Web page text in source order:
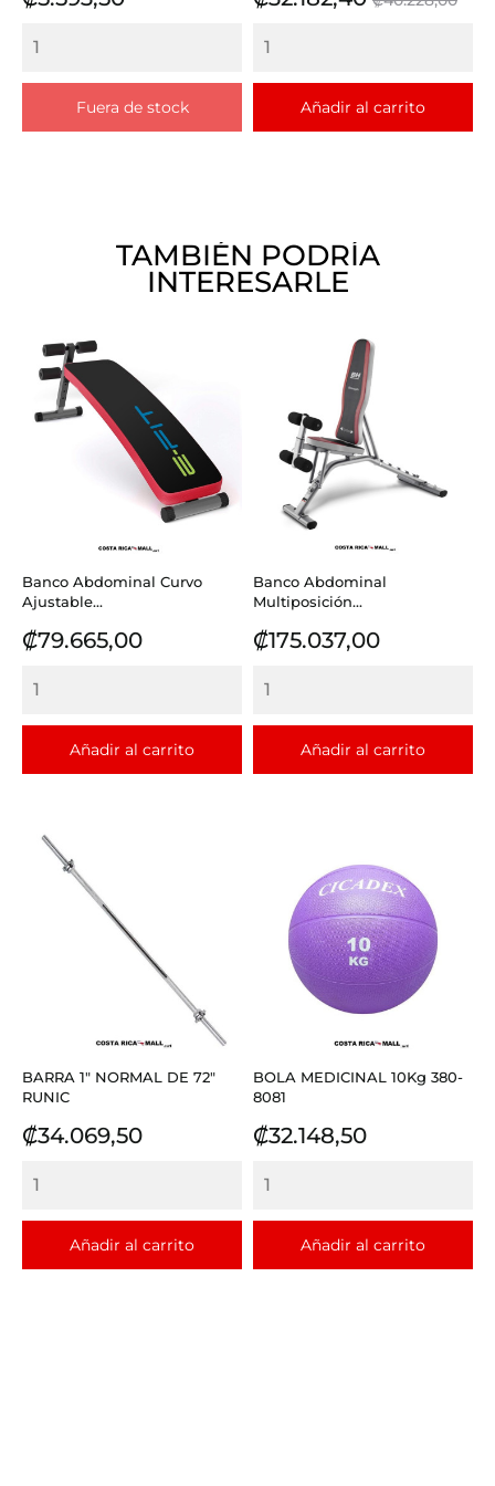
Fuera de stock Añadir al carrito
TAMBIÉN PODRÍA
INTERESARLE
Banco Abdominal Curvo
Ajustable...
Precio
₡79.665,00
Añadir al carrito
Banco Abdominal
Multiposición...
Precio
₡175.037,00
Añadir al carrito
BARRA 1" NORMAL DE 72"
RUNIC
Precio
₡34.069,50
Añadir al carrito
BOLA MEDICINAL 10Kg 380-
8081
Precio
₡32.148,50
Añadir al carrito